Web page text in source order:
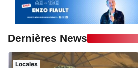
Dernières News
Locales